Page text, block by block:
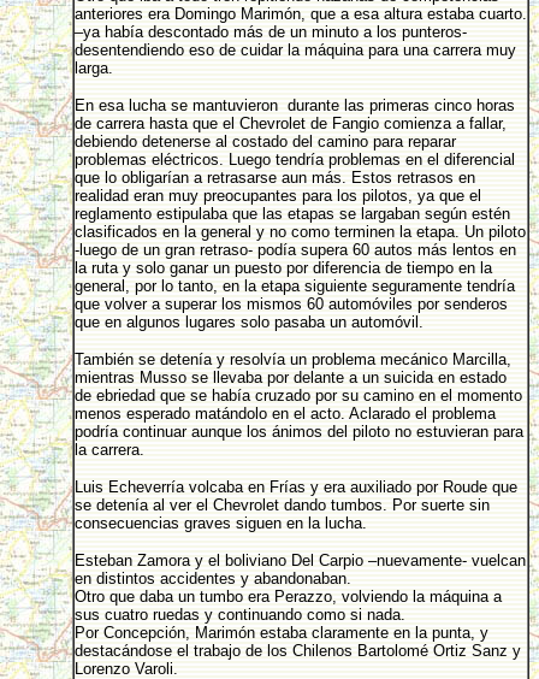
anteriores era Domingo Marimón, que a esa altura estaba cuarto.
–ya había descontado más de un minuto a los punteros-
desentendiendo eso de cuidar la máquina para una carrera muy
larga.
En esa lucha se mantuvieron durante las primeras cinco horas
de carrera hasta que el Chevrolet de Fangio comienza a fallar,
debiendo detenerse al costado del camino para reparar
problemas eléctricos. Luego tendría problemas en el diferencial
que lo obligarían a retrasarse aun más. Estos retrasos en
realidad eran muy preocupantes para los pilotos, ya que el
reglamento estipulaba que las etapas se largaban según estén
clasificados en la general y no como terminen la etapa. Un piloto
-luego de un gran retraso- podía supera 60 autos más lentos en
la ruta y solo ganar un puesto por diferencia de tiempo en la
general, por lo tanto, en la etapa siguiente seguramente tendría
que volver a superar los mismos 60 automóviles por senderos
que en algunos lugares solo pasaba un automóvil.
También se detenía y resolvía un problema mecánico Marcilla,
mientras Musso se llevaba por delante a un suicida en estado
de ebriedad que se había cruzado por su camino en el momento
menos esperado matándolo en el acto. Aclarado el problema
podría continuar aunque los ánimos del piloto no estuvieran para
la carrera.
Luis Echeverría volcaba en Frías y era auxiliado por Roude que
se detenía al ver el Chevrolet dando tumbos. Por suerte sin
consecuencias graves siguen en la lucha.
Esteban Zamora y el boliviano Del Carpio –nuevamente- vuelcan
en distintos accidentes y abandonaban.
Otro que daba un tumbo era Perazzo, volviendo la máquina a
sus cuatro ruedas y continuando como si nada.
Por Concepción, Marimón estaba claramente en la punta, y
destacándose el trabajo de los Chilenos Bartolomé Ortiz Sanz y
Lorenzo Varoli.